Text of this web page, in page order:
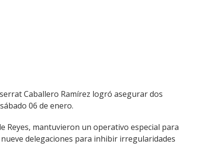
Caballero Ramírez logró asegurar dos
06 de enero.
Reyes, mantuvieron un operativo especial para
delegaciones para inhibir irregularidades